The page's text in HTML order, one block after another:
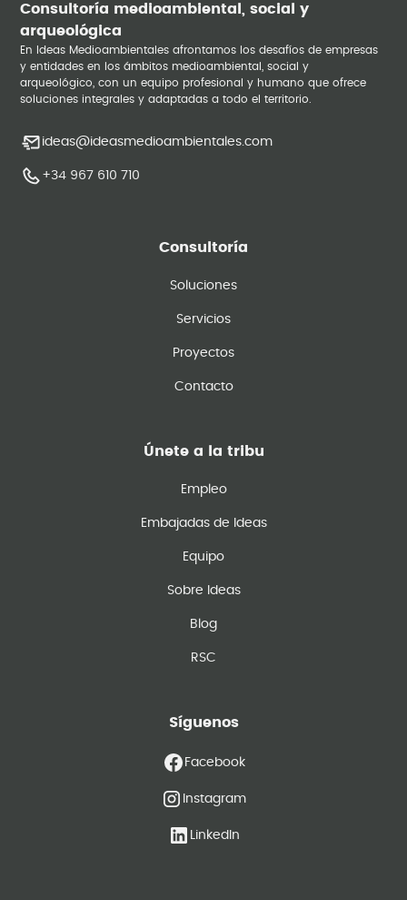
Consultoría medioambiental, social y
arqueológica
En Ideas Medioambientales afrontamos los desafíos de empresas
y entidades en los ámbitos medioambiental, social y
arqueológico, con un equipo profesional y humano que ofrece
soluciones integrales y adaptadas a todo el territorio.
ideas@ideasmedioambientales.com
+34 967 610 710
Consultoría
Soluciones
Servicios
Proyectos
Contacto
Únete a la tribu
Empleo
Embajadas de Ideas
Equipo
Sobre Ideas
Blog
RSC
Síguenos
Facebook
Instagram
LinkedIn